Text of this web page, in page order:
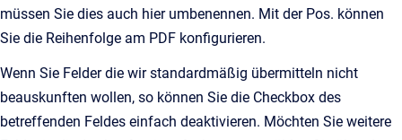
müssen Sie dies auch hier umbenennen. Mit der Pos. können
Sie die Reihenfolge am PDF konfigurieren.
Wenn Sie Felder die wir standardmäßig übermitteln nicht
beauskunften wollen, so können Sie die Checkbox des
betreffenden Feldes einfach deaktivieren. Möchten Sie weitere